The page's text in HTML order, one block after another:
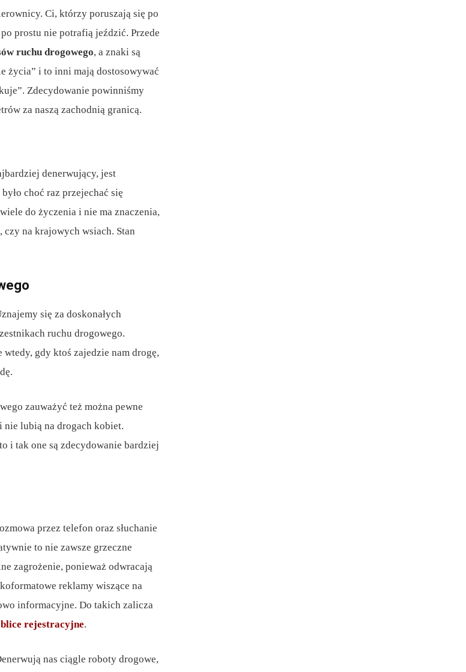
Ci, którzy poruszają się po
prostu nie potrafią jeździć. Przede
ruchu drogowego, a znaki są
życia” i to inni mają dostosowywać
Zdecydowanie powinniśmy
za naszą zachodnią granicą.
denerwujący, jest
choć raz przejechać się
do życzenia i nie ma znaczenia,
na krajowych wsiach. Stan
się za doskonałych
ruchu drogowego.
wtedy, gdy ktoś zajedzie nam drogę,
zauważyć też można pewne
nie lubią na drogach kobiet.
i tak one są zdecydowanie bardziej
przez telefon oraz słuchanie
to nie zawsze grzeczne
zagrożenie, ponieważ odwracają
reklamy wiszące na
informacyjne. Do takich zalicza
rejestracyjne.
nas ciągle roboty drogowe,